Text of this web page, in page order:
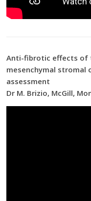
Anti-fibrotic effects of
mesenchymal stromal
assessment
Dr M. Brizio, McGill,